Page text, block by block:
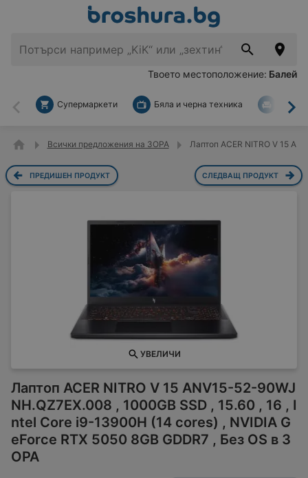
Твоето местоположение: Балей
Назад
Супермаркети Бяла и черна техника За
Всички предложения на ЗОРА Лаптоп ACER NITRO V 15
ПРЕДИШЕН ПРОДУКТ СЛЕДВАЩ ПРОДУКТ
УВЕЛИЧИ
Лаптоп ACER NITRO V 15 ANV15-52-90WJ
NH.QZ7EX.008 , 1000GB SSD , 15.60 , 16 , I
ntel Core i9-13900H (14 cores) , NVIDIA G
eForce RTX 5050 8GB GDDR7 , Без OS в З
ОРА